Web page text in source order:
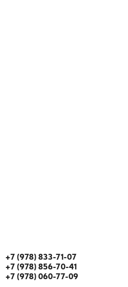
+7 (978) 833-71-07
+7 (978) 856-70-41
+7 (978) 060-77-09